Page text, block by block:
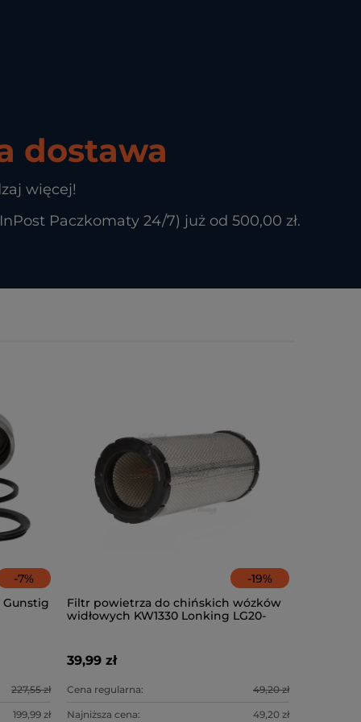
dostawa
więcej!
Paczkomaty 24/7) już od 500,00 zł.
-7%
Gunstig
227,55 zł
199,99 zł
-19%
Filtr powietrza do chińskich wózków
widłowych KW1330 Lonking LG20-
39,99 zł
Cena regularna: 49,20 zł
Najniższa cena: 49,20 zł